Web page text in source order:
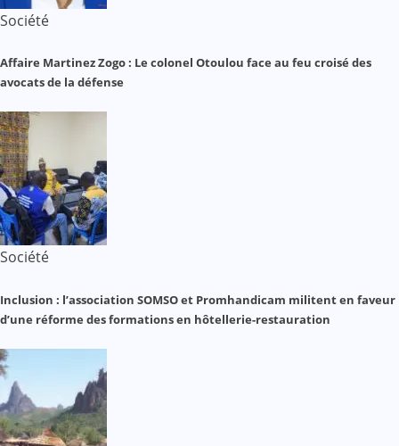
Société
Affaire Martinez Zogo : Le colonel Otoulou face au feu croisé des
avocats de la défense
Société
Inclusion : l’association SOMSO et Promhandicam militent en faveur
d’une réforme des formations en hôtellerie-restauration